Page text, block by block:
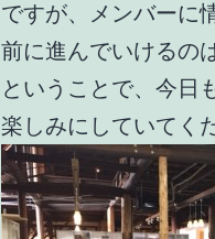
ですが、メンバーに
前に進んでいけるの
ということで、今日
楽しみにしていてく